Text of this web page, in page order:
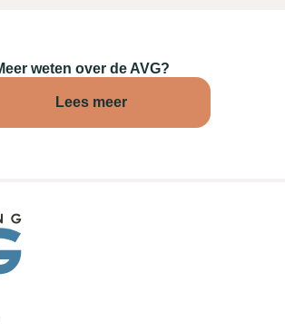
weten over de AVG?
Lees meer